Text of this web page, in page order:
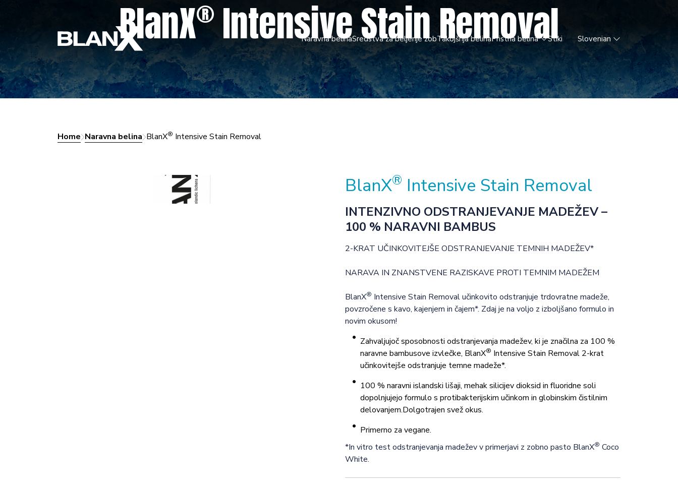
Naravna belinaSredstva za beljenje zobTakojšnja belinaPristna belina Stiki Slovenian
BlanX® Intensive Stain Removal
Home Naravna belina BlanX® Intensive Stain Removal
BlanX® Intensive Stain Removal
INTENZIVNO ODSTRANJEVANJE MADEŽEV –
100 % NARAVNI BAMBUS
2-KRAT UČINKOVITEJŠE ODSTRANJEVANJE TEMNIH MADEŽEV*
NARAVA IN ZNANSTVENE RAZISKAVE PROTI TEMNIM MADEŽEM
BlanX® Intensive Stain Removal učinkovito odstranjuje trdovratne madeže,
povzročene s kavo, kajenjem in čajem*. Zdaj je na voljo z izboljšano formulo in
novim okusom!
Zahvaljujoč sposobnosti odstranjevanja madežev, ki je značilna za 100 %
naravne bambusove izvlečke, BlanX® Intensive Stain Removal 2-krat
učinkovitejše odstranjuje temne madeže*.
100 % naravni islandski lišaji, mehak silicijev dioksid in fluoridne soli
dopolnjujejo formulo s protibakterijskim učinkom in globinskim čistilnim
delovanjem.Dolgotrajen svež okus.
Primerno za vegane.
*In vitro test odstranjevanja madežev v primerjavi z zobno pasto BlanX® Coco
White.